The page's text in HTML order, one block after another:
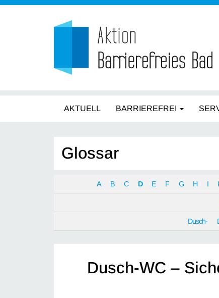
AKTUELL BARRIEREFREI
Glossar
A B C D E F G H I
Dusch-
Dusch-WC –